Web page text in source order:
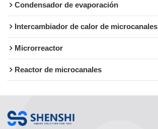
Condensador de evaporación
Intercambiador de calor de microcanales
Microrreactor
Reactor de microcanales